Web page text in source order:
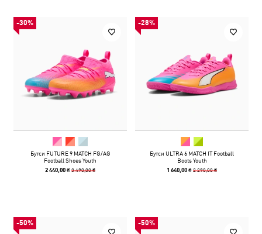
-30%
Бутси FUTURE 9 MATCH FG/AG
Football Shoes Youth
2 440,00 ₴3 490,00 ₴
-28%
Бутси ULTRA 6 MATCH IT Football
Boots Youth
1 640,00 ₴2 290,00 ₴
-50% -50%